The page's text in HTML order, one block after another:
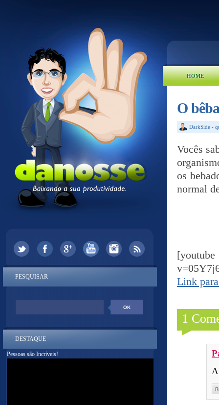
HOME
O
DarkSide -
Vocês
os
normal
Link
1
PESQUISAR
DESTAQUE
Pessoas são Incríveis!